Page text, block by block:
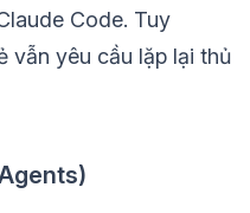
Code. Tuy
vẫn yêu cầu lặp lại thủ